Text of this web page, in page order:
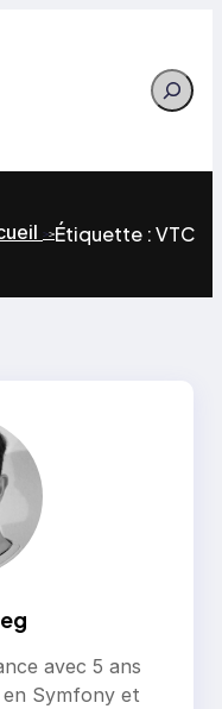
Search
>>Étiquette :VTC
avec 5 ans
en Symfony et